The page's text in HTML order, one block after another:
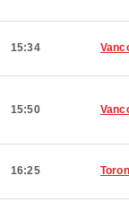
15:34
15:50
16:25